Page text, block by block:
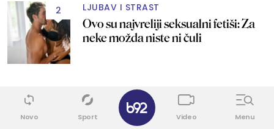
2 LJUBAV I STRAST
Ovo su najvreliji seksualni fetiši: Za
neke možda niste ni čuli
PRVI PUT PRIZNALA
Sa 18 ušla u Plejboj vilu: I danas ima
"problema sa seksom" zbog veze sa
Novo Sport Video Menu
✕